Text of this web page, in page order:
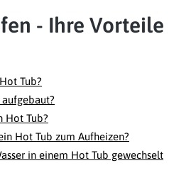
- Ihre Vorteile
Tub?
Hot Tub?
Hot Tub zum Aufheizen?
in einem Hot Tub gewechselt